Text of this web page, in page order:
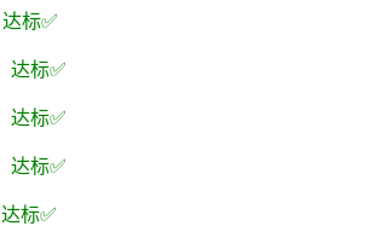
达标✅
达标✅
达标✅
达标✅
达标✅